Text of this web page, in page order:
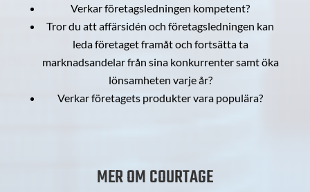
Verkar företagsledningen kompetent?
Tror du att affärsidén och företagsledningen kan
leda företaget framåt och fortsätta ta
marknadsandelar från sina konkurrenter samt öka
lönsamheten varje år?
Verkar företagets produkter vara populära?
MER OM COURTAGE